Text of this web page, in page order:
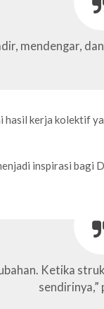
mendengar,
hasil kerja
inspirasi
Ketika
sendirinya,”